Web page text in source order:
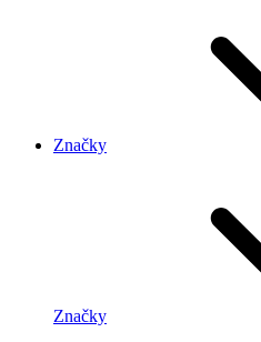
Značky
Značky